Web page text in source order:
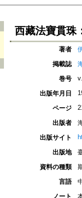
西藏法寶貫珠
著者
掲載誌
巻号
出版年月日
ページ
出版者
出版サイト
出版地
資料の種類
言語
ノート